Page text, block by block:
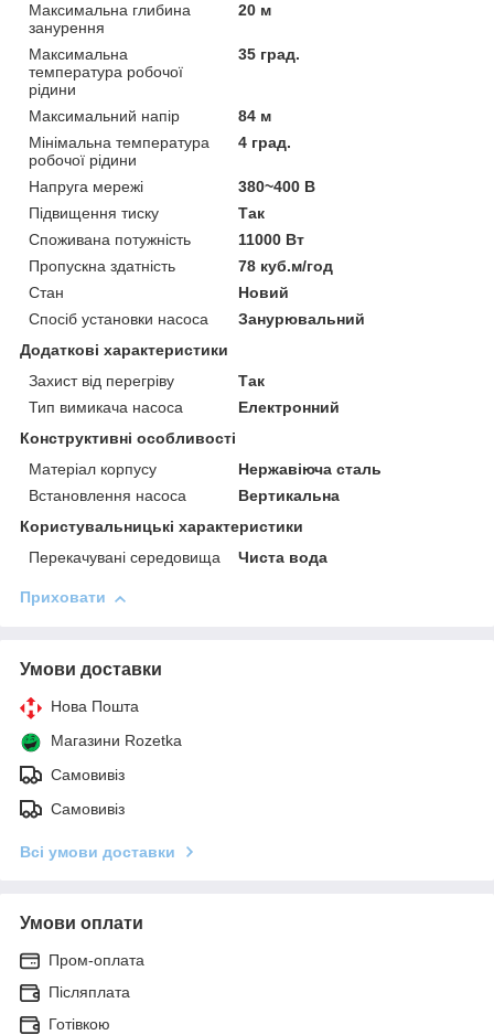
Максимальна глибина
занурення
20 м
Максимальна
температура робочої
рідини
35 град.
Максимальний напір
84 м
Мінімальна температура
робочої рідини
4 град.
Напруга мережі
380~400 В
Підвищення тиску
Так
Споживана потужність
11000 Вт
Пропускна здатність
78 куб.м/год
Стан
Новий
Спосіб установки насоса
Занурювальний
Додаткові характеристики
Захист від перегріву
Так
Тип вимикача насоса
Електронний
Конструктивні особливості
Матеріал корпусу
Нержавіюча сталь
Встановлення насоса
Вертикальна
Користувальницькі характеристики
Перекачувані середовища
Чиста вода
Приховати
Умови доставки
Нова Пошта
Магазини Rozetka
Самовивіз
Самовивіз
Всі умови доставки
Умови оплати
Пром-оплата
Післяплата
Готівкою